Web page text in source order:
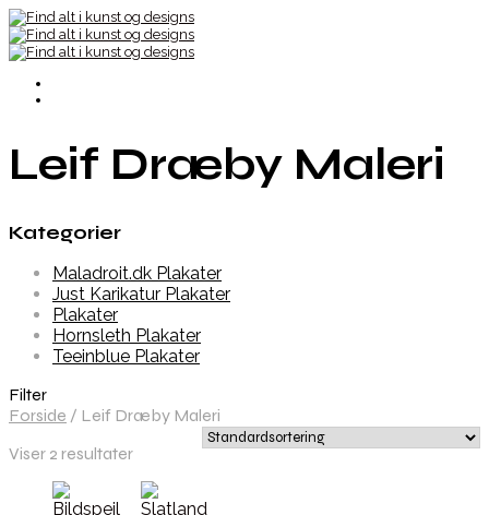
Leif Dræby Maleri
Kategorier
Maladroit.dk Plakater
Just Karikatur Plakater
Plakater
Hornsleth Plakater
Teeinblue Plakater
Filter
Forside / Leif Dræby Maleri
Viser 2 resultater